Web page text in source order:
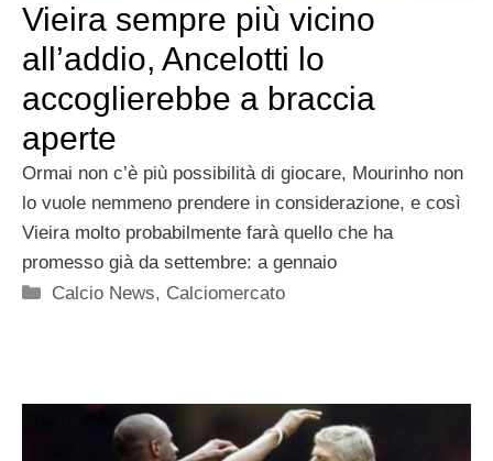
Vieira sempre più vicino
all’addio, Ancelotti lo
accoglierebbe a braccia
aperte
Ormai non c’è più possibilità di giocare, Mourinho non
lo vuole nemmeno prendere in considerazione, e così
Vieira molto probabilmente farà quello che ha
promesso già da settembre: a gennaio
Categorie
Calcio News, Calciomercato